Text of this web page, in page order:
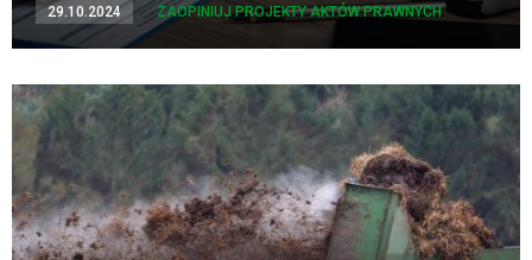
29.10.2024 ZAOPINIUJ PROJEKTY AKTÓW PRAWNYCH